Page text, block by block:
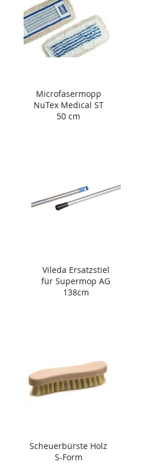
Microfasermopp
NuTex Medical ST
50 cm
Vileda Ersatzstiel
für Supermop AG
138cm
Scheuerbürste Holz
S-Form